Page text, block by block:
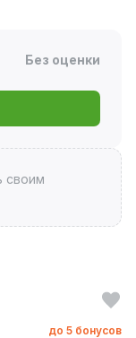
Без оценки
своим
до 5 бонусов